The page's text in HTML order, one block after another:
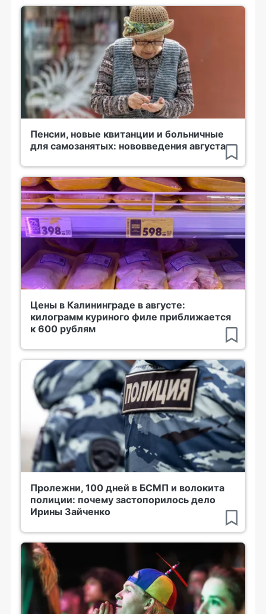
Пенсии, новые квитанции и больничные
для самозанятых: нововведения августа
Цены в Калининграде в августе:
килограмм куриного филе приближается
к 600 рублям
Пролежни, 100 дней в БСМП и волокита
полиции: почему застопорилось дело
Ирины Зайченко